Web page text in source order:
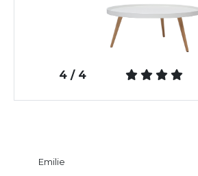
4 / 4
Emilie